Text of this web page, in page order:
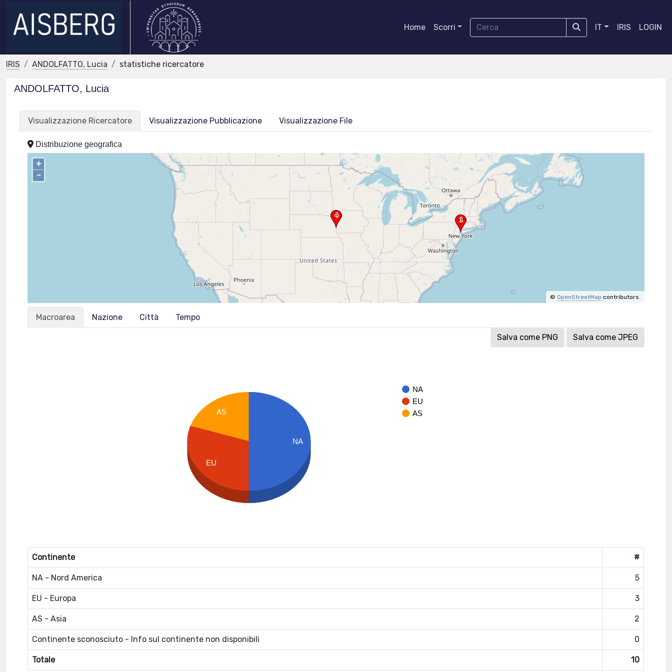
Home Scorri IT IRIS LOGIN
IRIS ANDOLFATTO, Lucia statistiche ricercatore
ANDOLFATTO, Lucia
Visualizzazione Ricercatore Visualizzazione Pubblicazione Visualizzazione File
Distribuzione geografica
+
–
© OpenStreetMap contributors.
Macroarea Nazione Città Tempo
Salva come PNG Salva come JPEG
NA
EU
AS
AS
EU
NA
Continente #
NA - Nord America 5
EU - Europa 3
AS - Asia 2
Continente sconosciuto - Info sul continente non disponibili 0
Totale 10